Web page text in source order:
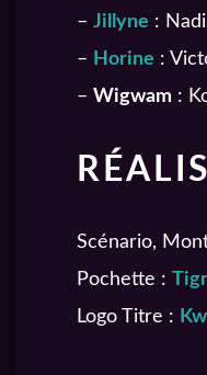
– Jillyne :
– Horine :
– Wigwam :
Scénario,
Pochette :
Logo Titre :